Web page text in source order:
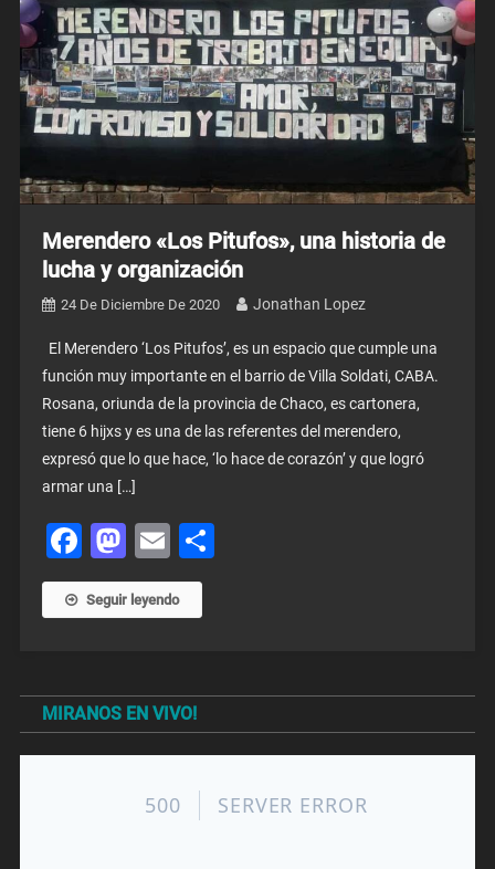
Merendero «Los Pitufos», una historia de
lucha y organización
24 De Diciembre De 2020 Jonathan Lopez
El Merendero ‘Los Pitufos’, es un espacio que cumple una
función muy importante en el barrio de Villa Soldati, CABA.
Rosana, oriunda de la provincia de Chaco, es cartonera,
tiene 6 hijxs y es una de las referentes del merendero,
expresó que lo que hace, ‘lo hace de corazón’ y que logró
armar una […]
Facebook
Mastodon
Email
Seguir leyendo
MIRANOS EN VIVO!